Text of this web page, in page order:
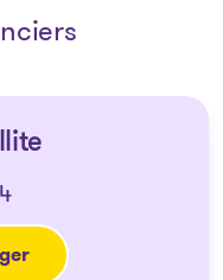
faillite